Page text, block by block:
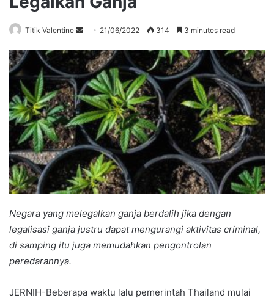
Titik Valentine
Send
email
21/06/2022 314 3 minutes read
Negara yang melegalkan ganja berdalih jika dengan
legalisasi ganja justru dapat mengurangi aktivitas criminal,
di samping itu juga memudahkan pengontrolan
peredarannya.
JERNIH-Beberapa waktu lalu pemerintah Thailand mulai